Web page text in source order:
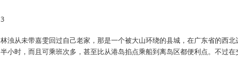
3
林浊从未带嘉雯回过自己老家，那是一个被大山环绕的县城，在广东省的西
半小时，而且可乘班次多，甚至比从港岛掐点乘船到离岛区都便利点。不过在